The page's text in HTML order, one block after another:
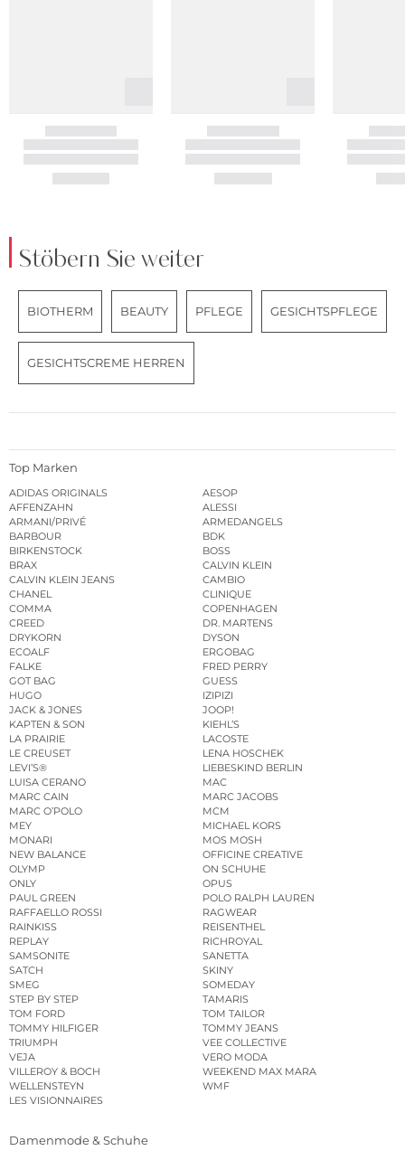
Stöbern Sie weiter
BIOTHERM BEAUTY PFLEGE GESICHTSPFLEGE
GESICHTSCREME HERREN
Top Marken
ADIDAS ORIGINALS
AESOP
AFFENZAHN
ALESSI
ARMANI/PRIVÉ
ARMEDANGELS
BARBOUR
BDK
BIRKENSTOCK
BOSS
BRAX
CALVIN KLEIN
CALVIN KLEIN JEANS
CAMBIO
CHANEL
CLINIQUE
COMMA
COPENHAGEN
CREED
DR. MARTENS
DRYKORN
DYSON
ECOALF
ERGOBAG
FALKE
FRED PERRY
GOT BAG
GUESS
HUGO
IZIPIZI
JACK & JONES
JOOP!
KAPTEN & SON
KIEHL’S
LA PRAIRIE
LACOSTE
LE CREUSET
LENA HOSCHEK
LEVI’S®
LIEBESKIND BERLIN
LUISA CERANO
MAC
MARC CAIN
MARC JACOBS
MARC O’POLO
MCM
MEY
MICHAEL KORS
MONARI
MOS MOSH
NEW BALANCE
OFFICINE CREATIVE
OLYMP
ON SCHUHE
ONLY
OPUS
PAUL GREEN
POLO RALPH LAUREN
RAFFAELLO ROSSI
RAGWEAR
RAINKISS
REISENTHEL
REPLAY
RICHROYAL
SAMSONITE
SANETTA
SATCH
SKINY
SMEG
SOMEDAY
STEP BY STEP
TAMARIS
TOM FORD
TOM TAILOR
TOMMY HILFIGER
TOMMY JEANS
TRIUMPH
VEE COLLECTIVE
VEJA
VERO MODA
VILLEROY & BOCH
WEEKEND MAX MARA
WELLENSTEYN
WMF
LES VISIONNAIRES
Damenmode & Schuhe